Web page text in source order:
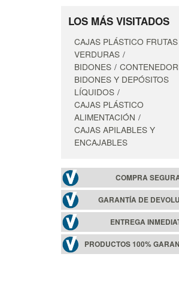
LOS MÁS VISITADOS
CAJAS PLÁSTICO
VERDURAS
BIDONES
BIDONES Y DEPÓSITOS
LÍQUIDOS
CAJAS PLÁSTICO
ALIMENTACIÓN
CAJAS APILABLES Y
ENCAJABLES
COMPRA
GARANTÍA DE
ENTREGA
PRODUCTOS 100%